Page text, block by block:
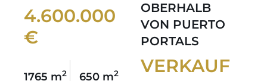
4.600.000
€
1765 m2 650 m2
OBERHALB
VON PUERTO
PORTALS
VERKAUF